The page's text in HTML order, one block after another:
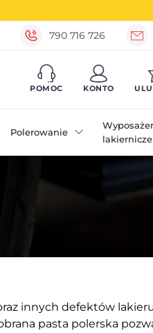
790 716 726
POMOC KONTO
Polerowanie
lakiernicze
innych defektów
pasta polerska